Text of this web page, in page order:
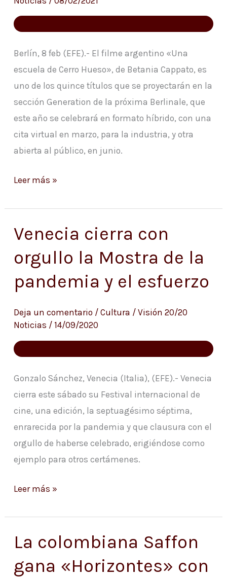
Berlín, 8 feb (EFE).- El filme argentino «Una
escuela de Cerro Hueso», de Betania Cappato, es
uno de los quince títulos que se proyectarán en la
sección Generation de la próxima Berlinale, que
este año se celebrará en formato híbrido, con una
cita virtual en marzo, para la industria, y otra
abierta al público, en junio.
de
Leer más »
Venecia cierra con
orgullo la Mostra de la
pandemia y el esfuerzo
Deja un comentario / Cultura / Visión 20/20
Noticias / 14/09/2020
Gonzalo Sánchez, Venecia (Italia), (EFE).- Venecia
cierra este sábado su Festival internacional de
cine, una edición, la septuagésimo séptima,
enrarecida por la pandemia y que clausura con el
orgullo de haberse celebrado, erigiéndose como
ejemplo para otros certámenes.
Venecia
con
orgullo
la
Mostra
de
la
pandemia
y
el
esfuerzo
Leer más »
La colombiana Saffon
gana «Horizontes» con
La
Saffon